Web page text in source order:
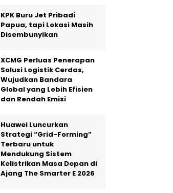
KPK Buru Jet Pribadi
Papua, tapi Lokasi Masih
Disembunyikan
XCMG Perluas Penerapan
Solusi Logistik Cerdas,
Wujudkan Bandara
Global yang Lebih Efisien
dan Rendah Emisi
Huawei Luncurkan
Strategi “Grid-Forming”
Terbaru untuk
Mendukung Sistem
Kelistrikan Masa Depan di
Ajang The Smarter E 2026